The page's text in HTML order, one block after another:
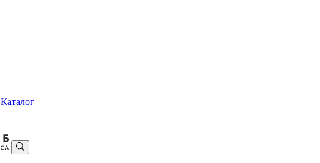
Каталог